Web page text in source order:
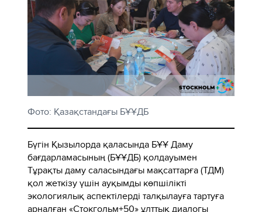
Фото: Қазақстандағы БҰҰДБ
Бүгін Қызылорда қаласында БҰҰ Даму
бағдарламасының (БҰҰДБ) қолдауымен
Тұрақты даму саласындағы мақсаттарға (ТДМ)
қол жеткізу үшін ауқымды көпшілікті
экологиялық аспектілерді талқылауға тартуға
арналған «Стокгольм+50» ұлттық диалогы